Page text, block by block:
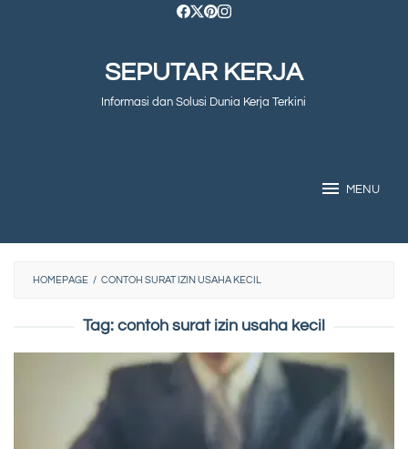
SEPUTAR KERJA
Informasi dan Solusi Dunia Kerja Terkini
MENU
HOMEPAGE / CONTOH SURAT IZIN USAHA KECIL
Tag: contoh surat izin usaha kecil